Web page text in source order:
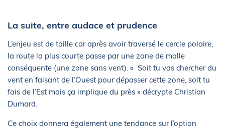
La suite, entre audace et prudence
L’enjeu est de taille car après avoir traversé le cercle polaire,
la route la plus courte passe par une zone de molle
conséquente (une zone sans vent). « Soit tu vas chercher du
vent en faisant de l’Ouest pour dépasser cette zone, soit tu
fais de l’Est mais ça implique du près » décrypte Christian
Dumard.
Ce choix donnera également une tendance sur l’option